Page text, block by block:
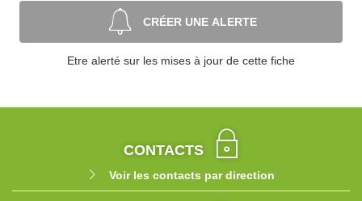
CRÉER UNE ALERTE
Etre alerté sur les mises à jour de cette fiche
CONTACTS
Voir les contacts par direction